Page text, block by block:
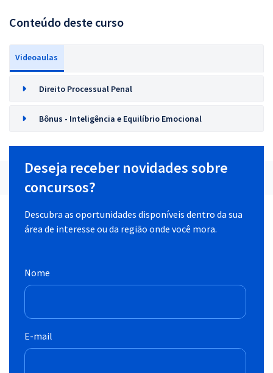
Conteúdo deste curso
Videoaulas
Direito Processual Penal
Bônus - Inteligência e Equilíbrio Emocional
Deseja receber novidades sobre
concursos?
Descubra as oportunidades disponíveis dentro da sua
área de interesse ou da região onde você mora.
Nome
E-mail